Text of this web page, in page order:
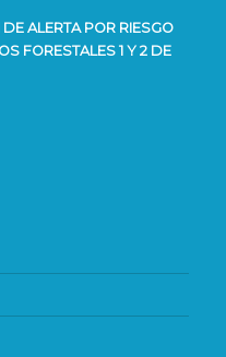
ALERTA POR RIESGO
FORESTALES 1 Y 2 DE